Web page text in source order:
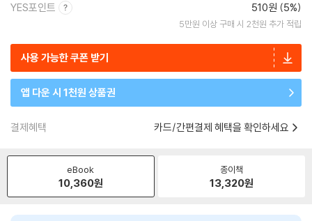
YES포인트 510원 (5%)
5만원 이상 구매 시 2천원 추가 적립
사용 가능한 쿠폰 받기
앱 다운 시 1천원 상품권
결제혜택 카드/간편결제 혜택을 확인하세요
eBook
10,360원
종이책
13,320원